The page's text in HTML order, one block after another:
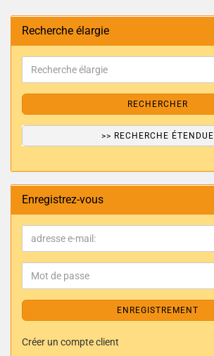
Recherche élargie
RECHERCHER
>> RECHERCHE ÉTENDUE
Enregistrez-vous
ENREGISTREMENT
Créer un compte client